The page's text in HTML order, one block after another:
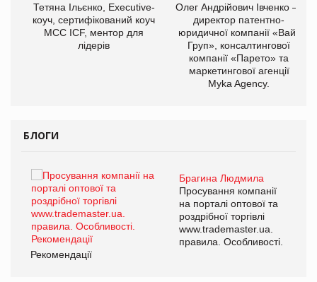
Тетяна Ільєнко, Executive-
коуч, сертифікований коуч
МСС ICF, ментор для
лідерів
Олег Андрійович Івченко —
директор патентно-
юридичної компанії «Вайз
Груп», консалтингової
компанії «Парето» та
маркетингової агенції
Myka Agency.
БЛОГИ
Брагина Людмила
Просування компанії
на порталі оптової та
роздрібної торгівлі
www.trademaster.ua.
правила. Особливості.
Рекомендації